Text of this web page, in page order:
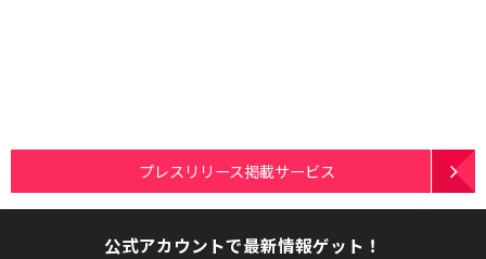
プレスリリース掲載サービス
公式アカウントで最新情報ゲット！